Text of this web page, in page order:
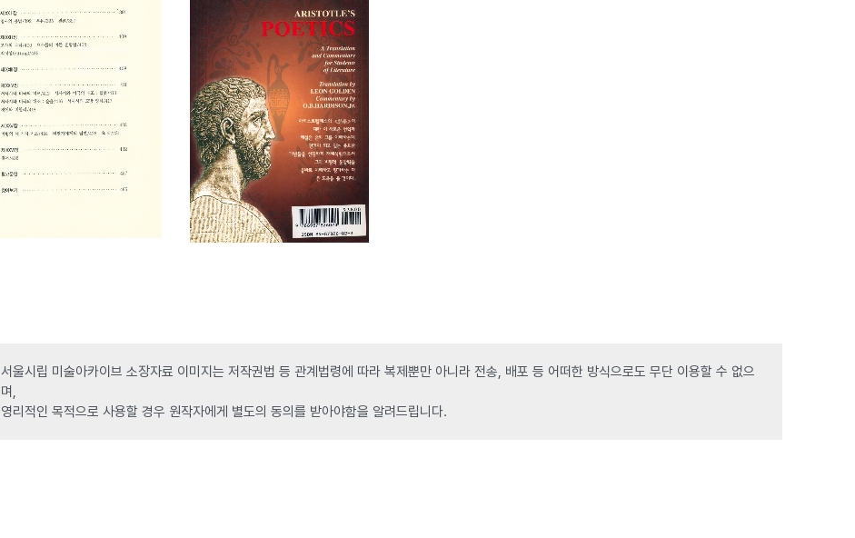
서울시립 미술아카이브 소장자료 이미지는 저작권법 등 관계법령에 따라 복제뿐만 아니라 전송, 배포 등 어떠한 방식으로도 무단 이용할 수 없으
며,
영리적인 목적으로 사용할 경우 원작자에게 별도의 동의를 받아야함을 알려드립니다.